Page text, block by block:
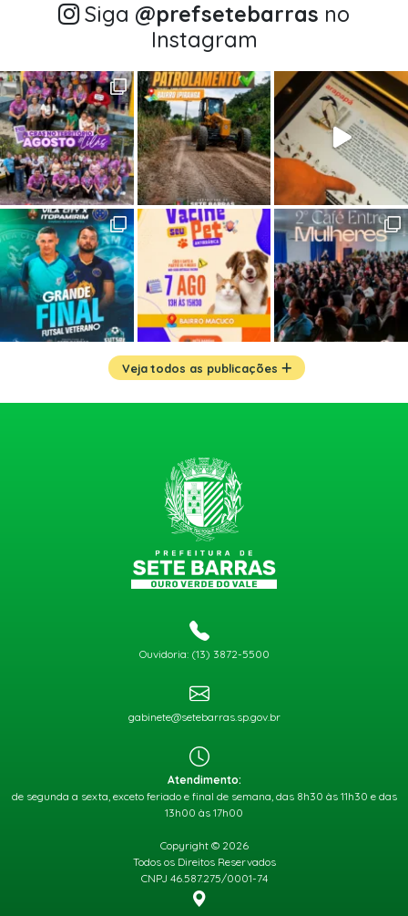
Siga @‌prefsetebarras no
Instagram
Veja todos as publicações
Ouvidoria: (13) 3872-5500
gabinete@setebarras.sp.gov.br
Atendimento:
de segunda a sexta, exceto feriado e final de semana, das 8h30 às 11h30 e das
13h00 às 17h00
Copyright © 2026
Todos os Direitos Reservados
CNPJ 46.587.275/0001-74